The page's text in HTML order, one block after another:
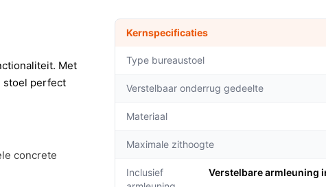
Met
stoel perfect
concrete
Kernspecificaties
Type bureaustoel
Verstelbaar onderrug gedeelte
Materiaal
Maximale zithoogte
Inclusief
Verstelbare armleuning